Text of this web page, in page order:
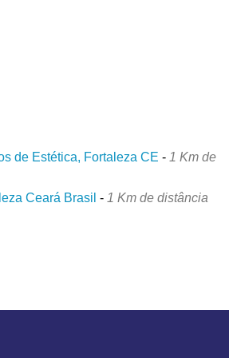
de Estética, Fortaleza CE - 1 Km de
Ceará Brasil - 1 Km de distância